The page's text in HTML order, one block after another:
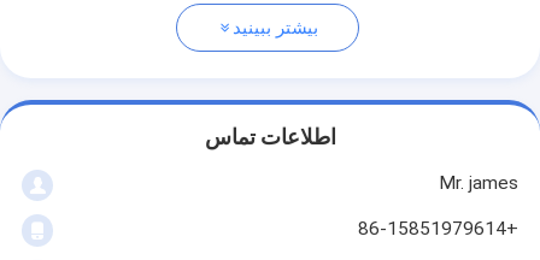
بیشتر ببینید
اطلاعات تماس
Mr. james
+86-15851979614